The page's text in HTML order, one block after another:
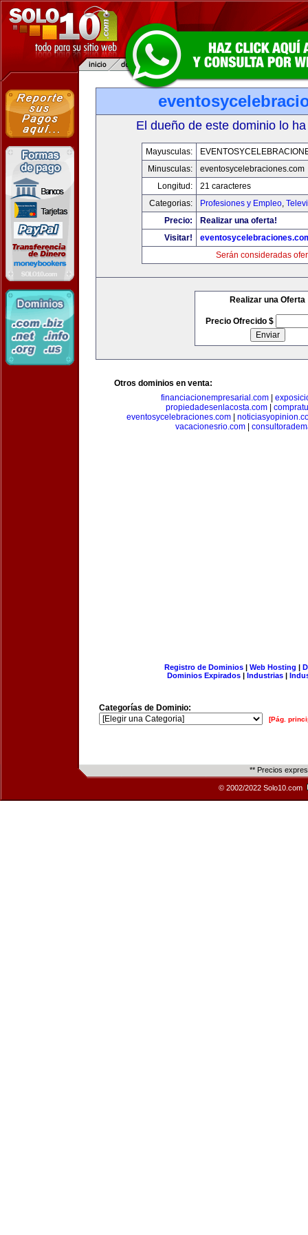
El dueño de este dominio lo
Mayusculas:
Minusculas:
eventosycelebraciones.com
Longitud:
21 caracteres
Categorias:
Profesiones y Empleo,
Precio:
Realizar una oferta!
Visitar!
Serán consideradas
Realizar una Oferta
Precio Ofrecido $
Otros dominios en venta:
financiacionempresarial.com
propiedadesenlacosta.com
eventosycelebraciones.com|
vacacionesrio.com
Registro de Dominios| Web Hosting |
Dominios Expirados | Industrias |
Categorías de Dominio:
[Pág.
** Precios
© 2002/2022 Solo10.com